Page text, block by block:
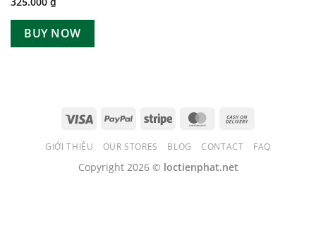
BUY NOW
GIỚI THIỆU OUR STORES BLOG CONTACT FAQ
Copyright 2026 © loctienphat.net